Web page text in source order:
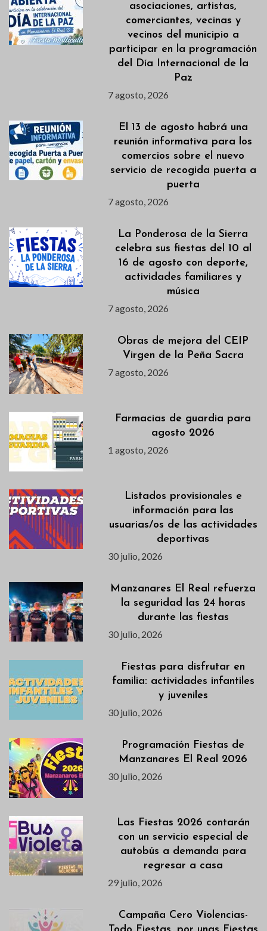
asociaciones, artistas,
comerciantes, vecinas y
vecinos del municipio a
participar en la programación
del Día Internacional de la
Paz
7 agosto, 2026
El 13 de agosto habrá una
reunión informativa para los
comercios sobre el nuevo
servicio de recogida puerta a
puerta
7 agosto, 2026
La Ponderosa de la Sierra
celebra sus fiestas del 10 al
16 de agosto con deporte,
actividades familiares y
música
7 agosto, 2026
Obras de mejora del CEIP
Virgen de la Peña Sacra
7 agosto, 2026
Farmacias de guardia para
agosto 2026
1 agosto, 2026
Listados provisionales e
información para las
usuarias/os de las actividades
deportivas
30 julio, 2026
Manzanares El Real refuerza
la seguridad las 24 horas
durante las fiestas
30 julio, 2026
Fiestas para disfrutar en
familia: actividades infantiles
y juveniles
30 julio, 2026
Programación Fiestas de
Manzanares El Real 2026
30 julio, 2026
Las Fiestas 2026 contarán
con un servicio especial de
autobús a demanda para
regresar a casa
29 julio, 2026
Campaña Cero Violencias-